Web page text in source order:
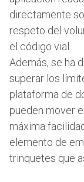
directamente
respeto del
el código vial.
Además, se ha
superar los
plataforma de
pueden mover
máxima
elemento de
trinquetes que